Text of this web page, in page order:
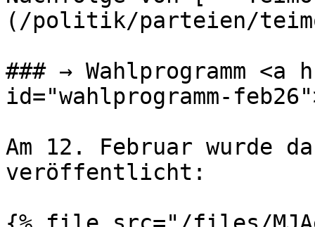
(/politik/parteien/
### → Wahlprogramm <a
id="wahlprogramm-
Am 12. Februar wurde
veröffentlicht: